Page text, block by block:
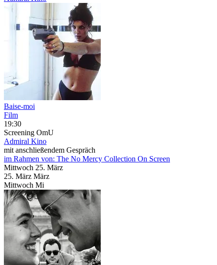
Baise-moi
Film
19:30
Screening OmU
Admiral Kino
mit anschließendem Gespräch
im Rahmen von: The No Mercy Collection On Screen
Mittwoch 25. März
25. März März
Mittwoch Mi